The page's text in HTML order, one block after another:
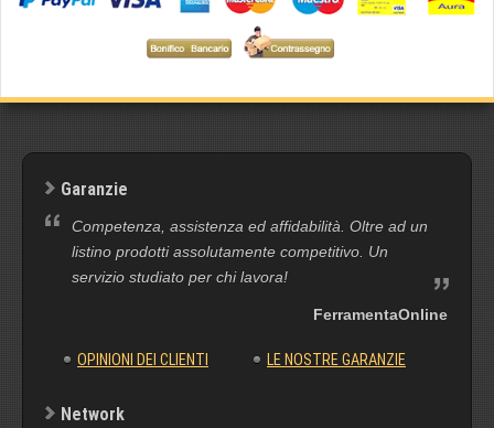
Garanzie
Competenza, assistenza ed affidabilità. Oltre ad un
listino prodotti assolutamente competitivo. Un
servizio studiato per chi lavora!
FerramentaOnline
OPINIONI DEI CLIENTI LE NOSTRE GARANZIE
Network